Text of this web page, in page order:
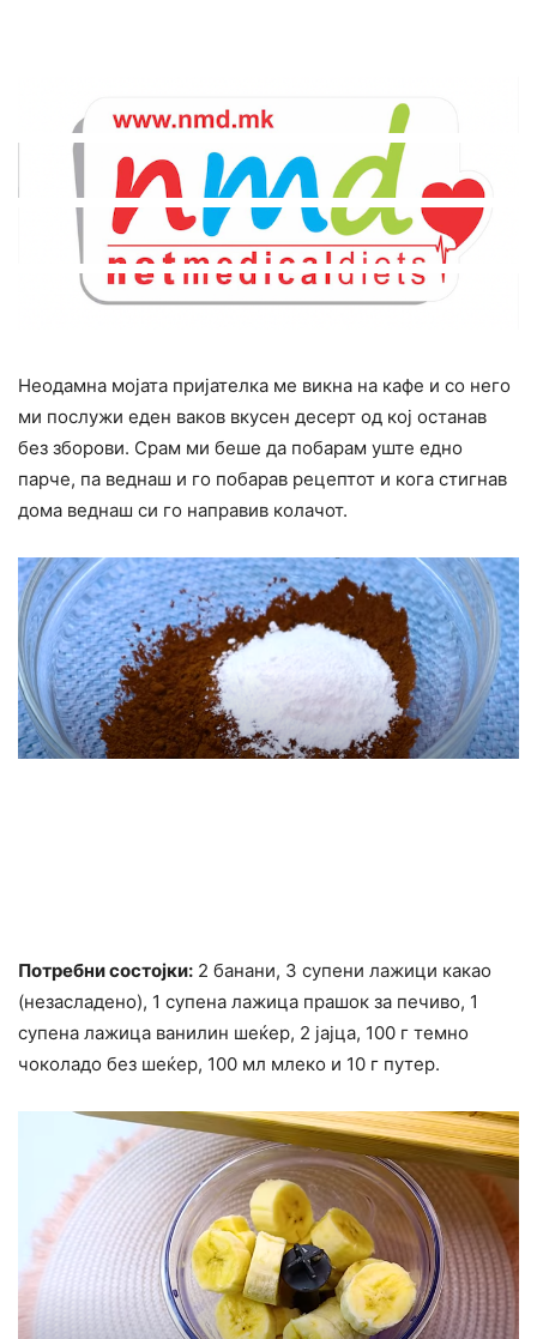
Неодамна мојата пријателка ме викна на кафе и со него
ми послужи еден ваков вкусен десерт од кој останав
без зборови. Срам ми беше да побарам уште едно
парче, па веднаш и го побарав рецептот и кога стигнав
дома веднаш си го направив колачот.
Потребни состојки: 2 банани, 3 супени лажици какао
(незасладено), 1 супена лажица прашок за печиво, 1
супена лажица ванилин шеќер, 2 јајца, 100 г темно
чоколадо без шеќер, 100 мл млеко и 10 г путер.